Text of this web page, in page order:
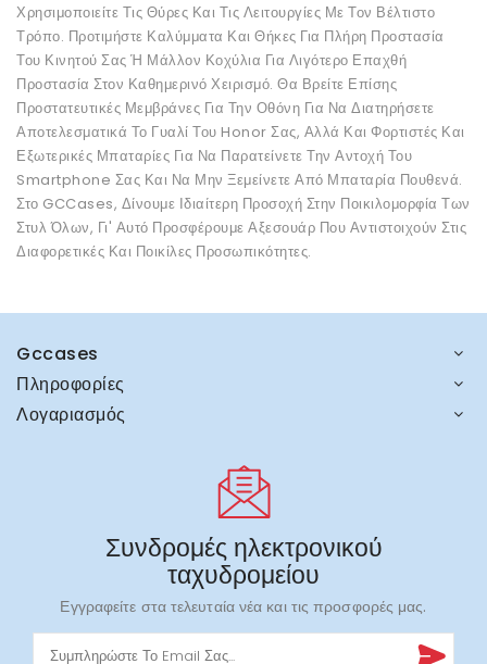
Χρησιμοποιείτε Τις Θύρες Και Τις Λειτουργίες Με Τον Βέλτιστο
Τρόπο. Προτιμήστε Καλύμματα Και Θήκες Για Πλήρη Προστασία
Του Κινητού Σας Ή Μάλλον Κοχύλια Για Λιγότερο Επαχθή
Προστασία Στον Καθημερινό Χειρισμό. Θα Βρείτε Επίσης
Προστατευτικές Μεμβράνες Για Την Οθόνη Για Να Διατηρήσετε
Αποτελεσματικά Το Γυαλί Του Honor Σας, Αλλά Και Φορτιστές Και
Εξωτερικές Μπαταρίες Για Να Παρατείνετε Την Αντοχή Του
Smartphone Σας Και Να Μην Ξεμείνετε Από Μπαταρία Πουθενά.
Στο GCCases, Δίνουμε Ιδιαίτερη Προσοχή Στην Ποικιλομορφία Των
Στυλ Όλων, Γι' Αυτό Προσφέρουμε Αξεσουάρ Που Αντιστοιχούν Στις
Διαφορετικές Και Ποικίλες Προσωπικότητες.
Gccases
Πληροφορίες
Λογαριασμός
Συνδρομές ηλεκτρονικού
ταχυδρομείου
Εγγραφείτε στα τελευταία νέα και τις προσφορές μας.